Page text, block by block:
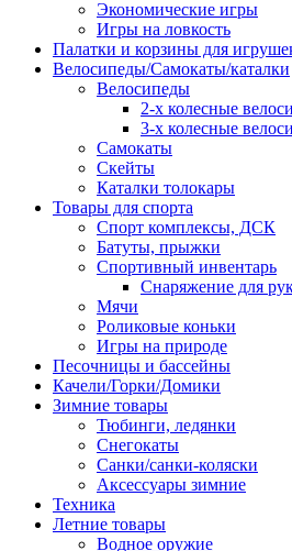
Экономические игры
Игры на ловкость
Палатки и корзины для
Велосипеды/Самокаты/каталки
Велосипеды
2-х колесные
3-х колесные
Самокаты
Скейты
Каталки толокары
Товары для спорта
Спорт комплексы, ДСК
Батуты, прыжки
Спортивный инвентарь
Снаряжение для
Мячи
Роликовые коньки
Игры на природе
Песочницы и бассейны
Качели/Горки/Домики
Зимние товары
Тюбинги, ледянки
Снегокаты
Санки/санки-коляски
Аксессуары зимние
Техника
Летние товары
Водное оружие